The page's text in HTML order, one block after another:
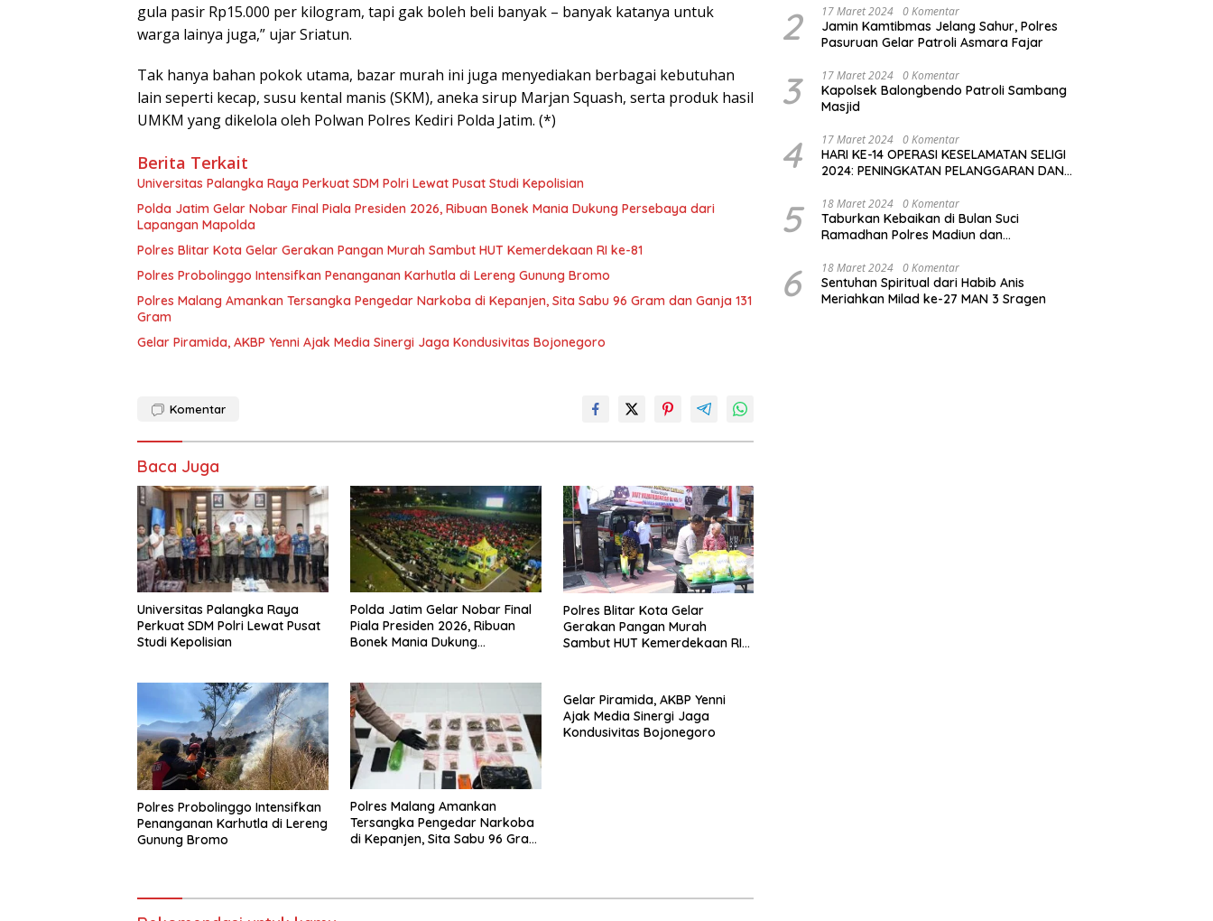
gula pasir Rp15.000 per kilogram, tapi gak boleh beli banyak – banyak katanya untuk
warga lainya juga,” ujar Sriatun.
Tak hanya bahan pokok utama, bazar murah ini juga menyediakan berbagai kebutuhan
lain seperti kecap, susu kental manis (SKM), aneka sirup Marjan Squash, serta produk hasil
UMKM yang dikelola oleh Polwan Polres Kediri Polda Jatim. (*)
Berita Terkait
Universitas Palangka Raya Perkuat SDM Polri Lewat Pusat Studi Kepolisian
Polda Jatim Gelar Nobar Final Piala Presiden 2026, Ribuan Bonek Mania Dukung Persebaya dari
Lapangan Mapolda
Polres Blitar Kota Gelar Gerakan Pangan Murah Sambut HUT Kemerdekaan RI ke-81
Polres Probolinggo Intensifkan Penanganan Karhutla di Lereng Gunung Bromo
Polres Malang Amankan Tersangka Pengedar Narkoba di Kepanjen, Sita Sabu 96 Gram dan Ganja 131
Gram
Gelar Piramida, AKBP Yenni Ajak Media Sinergi Jaga Kondusivitas Bojonegoro
Komentar
Baca Juga
Universitas Palangka Raya
Perkuat SDM Polri Lewat Pusat
Studi Kepolisian
Polda Jatim Gelar Nobar Final
Piala Presiden 2026, Ribuan
Bonek Mania Dukung
Polres Blitar Kota Gelar
Gerakan Pangan Murah
Sambut HUT Kemerdekaan RI
Polres Probolinggo Intensifkan
Penanganan Karhutla di Lereng
Gunung Bromo
Polres Malang Amankan
Tersangka Pengedar Narkoba
di Kepanjen, Sita Sabu 96 Gram
Gelar Piramida, AKBP Yenni
Ajak Media Sinergi Jaga
Kondusivitas Bojonegoro
2 17 Maret 2024 0 Komentar
Jamin Kamtibmas Jelang Sahur, Polres
Pasuruan Gelar Patroli Asmara Fajar
3 17 Maret 2024 0 Komentar
Kapolsek Balongbendo Patroli Sambang
Masjid
4 17 Maret 2024 0 Komentar
HARI KE-14 OPERASI KESELAMATAN SELIGI
2024: PENINGKATAN PELANGGARAN DAN
5 18 Maret 2024 0 Komentar
Taburkan Kebaikan di Bulan Suci
Ramadhan Polres Madiun dan
6 18 Maret 2024 0 Komentar
Sentuhan Spiritual dari Habib Anis
Meriahkan Milad ke-27 MAN 3 Sragen